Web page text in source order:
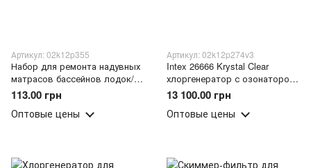
Артикул: 02k12p355
Набор для ремонта надувных
матрасов бассейнов лодок/
Клей и заплаты ПВХ Intex
Jlong 290139 (AT)
113.00 грн
Оптовые цены
Артикул: 02k12p274v3
Intex 26666 Krystal Clear
хлоргенератор с озонатором
11 г/ч, 150 мг/ч, очистка
соленой воды бассейна (AT)
13 100.00 грн
Оптовые цены